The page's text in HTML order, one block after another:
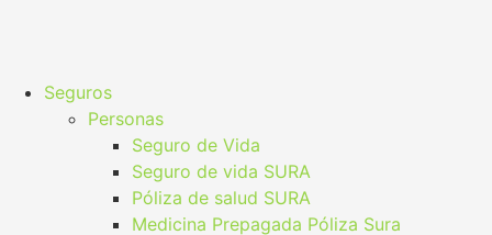
Seguros
Personas
Seguro de Vida
Seguro de vida SURA
Póliza de salud SURA
Medicina Prepagada Póliza Sura